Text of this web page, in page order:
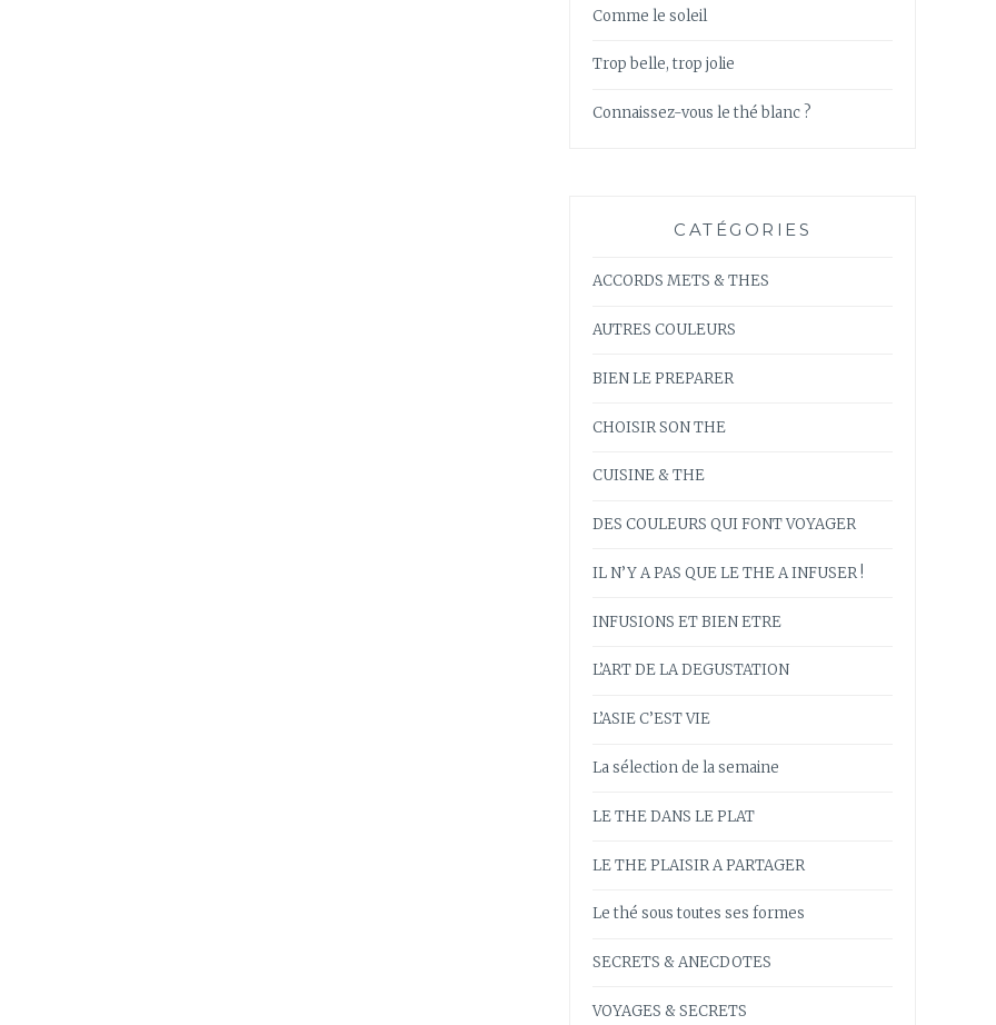
Comme le soleil
Trop belle, trop jolie
Connaissez-vous le thé blanc ?
CATÉGORIES
ACCORDS METS & THES
AUTRES COULEURS
BIEN LE PREPARER
CHOISIR SON THE
CUISINE & THE
DES COULEURS QUI FONT VOYAGER
IL N’Y A PAS QUE LE THE A INFUSER !
INFUSIONS ET BIEN ETRE
L’ART DE LA DEGUSTATION
L’ASIE C’EST VIE
La sélection de la semaine
LE THE DANS LE PLAT
LE THE PLAISIR A PARTAGER
Le thé sous toutes ses formes
SECRETS & ANECDOTES
VOYAGES & SECRETS